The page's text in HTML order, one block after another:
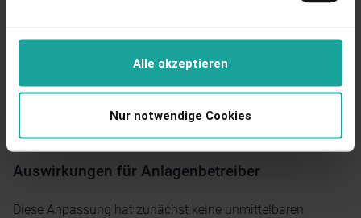
Alle akzeptieren
Nur notwendige Cookies
Damit wird ein Prozess, der bislang lediglich auf einer
brancheninternen Vereinbarung beruhte, auf eine
legitimiert so nachträglich die seit über drei Jahren gelebte
Praxis und schafft Rechtssicherheit für alle beteiligten
Marktakteure.
Auswirkungen für Anlagenbetreiber
Diese Anpassung hat zunächst keine unmittelbaren